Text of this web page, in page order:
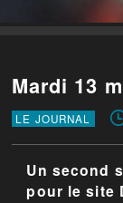
Mardi 13
LE JOURNAL
Un second
pour le site